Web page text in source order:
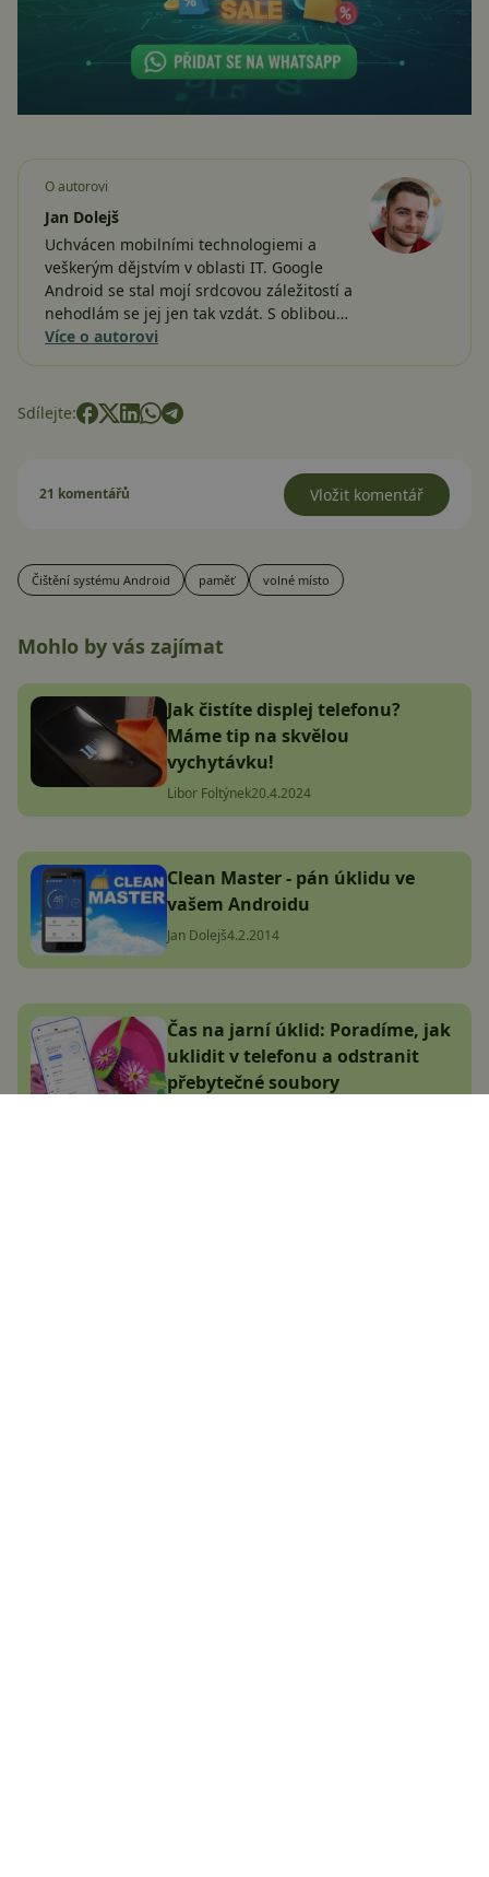
O autorovi
Jan Dolejš
Uchvácen mobilními technologiemi a
veškerým dějstvím v oblasti IT. Google
Android se stal mojí srdcovou záležitostí a
nehodlám se jej jen tak vzdát. S oblibou…
Více o autorovi
Sdílejte:
21 komentářů Vložit komentář
Čištění systému Android paměť volné místo
Mohlo by vás zajímat
Jak čistíte displej telefonu?
Máme tip na skvělou
vychytávku!
Libor Foltýnek20.4.2024
Clean Master - pán úklidu ve
vašem Androidu
Jan Dolejš4.2.2014
Čas na jarní úklid: Poradíme, jak
uklidit v telefonu a odstranit
přebytečné soubory